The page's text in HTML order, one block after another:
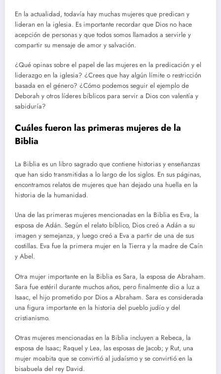
En la actualidad, todavía hay muchas mujeres que predican y
lideran en la iglesia. Es importante recordar que Dios no hace
acepción de personas y que todos somos llamados a servirle y
compartir su mensaje de amor y salvación.
¿Qué opinas sobre el papel de las mujeres en la predicación y el
liderazgo en la iglesia? ¿Crees que hay algún límite o restricción
basada en el género? ¿Cómo podemos seguir el ejemplo de
Deborah y otros líderes bíblicos para servir a Dios con valentía y
sabiduría?
Cuáles fueron las primeras mujeres de la
Biblia
La Biblia es un libro sagrado que contiene historias y enseñanzas
que han sido transmitidas a lo largo de los siglos. En sus páginas,
encontramos relatos de mujeres que han dejado una huella en la
historia de la humanidad.
Una de las primeras mujeres mencionadas en la Biblia es Eva, la
esposa de Adán. Según el relato bíblico, Dios creó a Adán a su
imagen y semejanza, y luego creó a Eva a partir de una de sus
costillas. Eva fue la primera mujer en la Tierra y la madre de Caín
y Abel.
Otra mujer importante en la Biblia es Sara, la esposa de Abraham.
Sara fue estéril durante muchos años, pero finalmente dio a luz a
Isaac, el hijo prometido por Dios a Abraham. Sara es considerada
una figura importante en la historia del pueblo judío y del
cristianismo.
Otras mujeres mencionadas en la Biblia incluyen a Rebeca, la
esposa de Isaac; Raquel y Lea, las esposas de Jacob; y Rut, una
mujer moabita que se convirtió al judaísmo y se convirtió en la
bisabuela del rey David.